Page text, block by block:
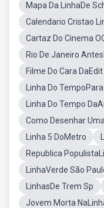
Mapa Da LinhaDe
Calendario Cristao
Cartaz Do Cinema
Rio De Janeiro
Filme Do Cara DaEdit
Linha Do
Linha Do Tempo
Como Desenhar
Linha 5 DoMetro
Republica
LinhaVerde São
LinhasDe Trem Sp
Jovem Morta